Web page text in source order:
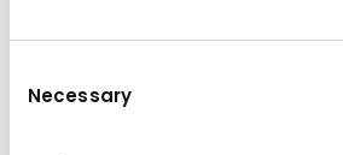
Selection
Necessary